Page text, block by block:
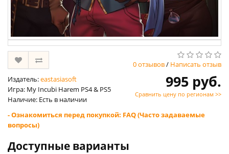
0 отзывов/ Написать отзыв
Издатель:eastasiasoft
Игра: My Incubi Harem PS4 & PS5
Наличие: Есть в наличии
995 руб.
Сравнить цену по регионам >>
- Ознакомиться перед покупкой: FAQ (Часто задаваемые
вопросы)
Доступные варианты